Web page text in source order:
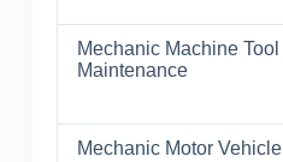
Mechanic Machine Tool
Maintenance
Mechanic Motor Vehicle